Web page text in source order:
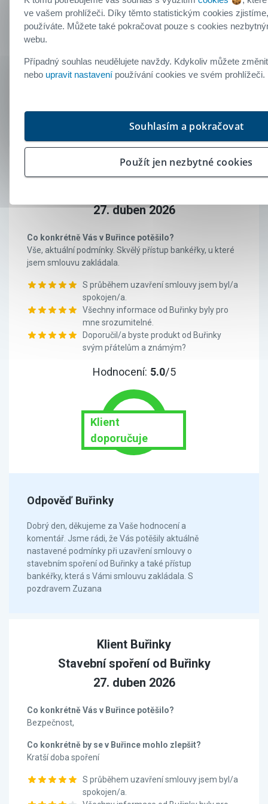
Doporučil/a byste produkt od Buřinky
svým přátelům a známým?
Klient Buřinky
27. duben 2026
Co konkrétně Vás v Buřince potěšilo?
Vše, aktuální podmínky. Skvělý přístup bankéřky, u které
jsem smlouvu zakládala.
S průběhem uzavření smlouvy jsem byl/a
spokojen/a.
Všechny informace od Buřinky byly pro
mne srozumitelné.
Doporučil/a byste produkt od Buřinky
svým přátelům a známým?
Hodnocení: 5.0/5
Klient
doporučuje
Odpověď Buřinky
Dobrý den, děkujeme za Vaše hodnocení a
komentář. Jsme rádi, že Vás potěšily aktuálně
nastavené podmínky při uzavření smlouvy o
stavebním spoření od Buřinky a také přístup
bankéřky, která s Vámi smlouvu zakládala. S
pozdravem Zuzana
Klient Buřinky
Stavební spoření od Buřinky
27. duben 2026
Co konkrétně Vás v Buřince potěšilo?
Bezpečnost,
Co konkrétně by se v Buřince mohlo zlepšit?
Kratší doba spoření
S průběhem uzavření smlouvy jsem byl/a
spokojen/a.
ve vašem prohlížeči. Díky těmto statistickým cookies
používáte. Můžete také pokračovat pouze s cookies
webu.
Případný souhlas neudělujete navždy. Kdykoliv můžete
nebo upravit nastavení používání cookies ve svém
Souhlasím a pokračovat
Použít jen nezbytné cookies